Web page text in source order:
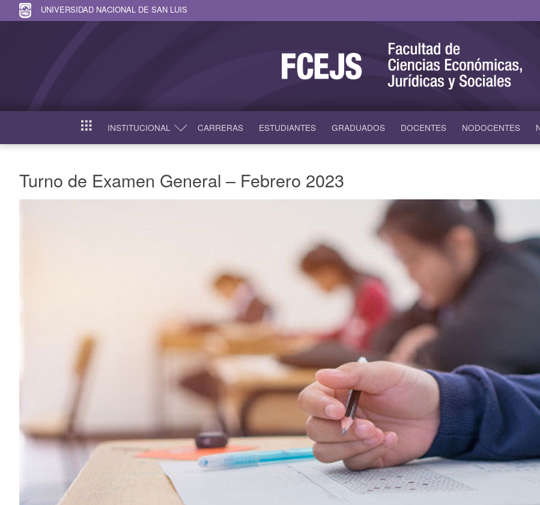
UNIVERSIDAD NACIONAL DE SAN LUIS
INICIO INSTITUCIONAL CARRERAS ESTUDIANTES GRADUADOS DOCENTES NODOCENTES
Turno de Examen General – Febrero 2023